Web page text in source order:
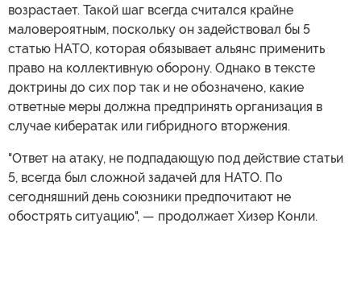
возрастает. Такой шаг всегда считался крайне
маловероятным, поскольку он задействовал бы 5
статью НАТО, которая обязывает альянс применить
право на коллективную оборону. Однако в тексте
доктрины до сих пор так и не обозначено, какие
ответные меры должна предпринять организация в
случае кибератак или гибридного вторжения.
"Ответ на атаку, не подпадающую под действие статьи
5, всегда был сложной задачей для НАТО. По
сегодняшний день союзники предпочитают не
обострять ситуацию", — продолжает Хизер Конли.